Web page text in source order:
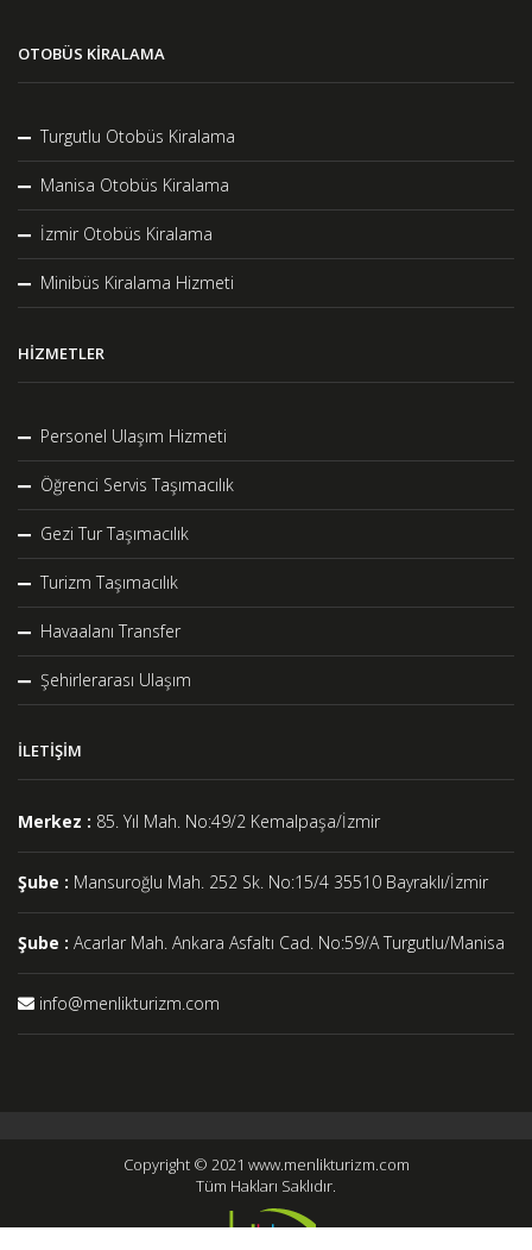
OTOBÜS KIRALAMA
Turgutlu Otobüs Kiralama
Manisa Otobüs Kiralama
İzmir Otobüs Kiralama
Minibüs Kiralama Hizmeti
HIZMETLER
Personel Ulaşım Hizmeti
Öğrenci Servis Taşımacılık
Gezi Tur Taşımacılık
Turizm Taşımacılık
Havaalanı Transfer
Şehirlerarası Ulaşım
İLETIŞIM
Merkez : 85. Yıl Mah. No:49/2 Kemalpaşa/İzmir
Şube : Mansuroğlu Mah. 252 Sk. No:15/4 35510 Bayraklı/İzmir
Şube : Acarlar Mah. Ankara Asfaltı Cad. No:59/A Turgutlu/Manisa
info@menlikturizm.com
Copyright © 2021 www.menlikturizm.com
Tüm Hakları Saklıdır.